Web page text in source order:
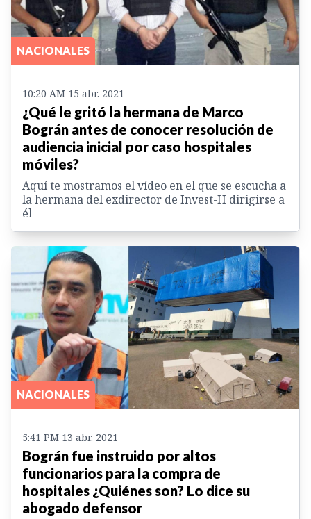
NACIONALES
10:20 AM 15 abr. 2021
¿Qué le gritó la hermana de Marco
Bográn antes de conocer resolución de
audiencia inicial por caso hospitales
móviles?
Aquí te mostramos el vídeo en el que se escucha a
la hermana del exdirector de Invest-H dirigirse a
él
NACIONALES
5:41 PM 13 abr. 2021
Bográn fue instruido por altos
funcionarios para la compra de
hospitales ¿Quiénes son? Lo dice su
abogado defensor